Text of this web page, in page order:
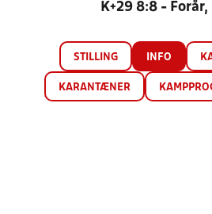
K+29 8:8 - Forår,
STILLING INFO
KARANTÆNER